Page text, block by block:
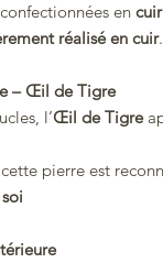
en
réalisé en cuir.
– Œil de Tigre
l’Œil de Tigre
pierre est